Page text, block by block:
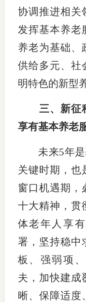
协调推进相关
发挥基本养老
养老为基础、
供给多元、社
明特色的新型
三、新征
享有基本养老
未来5年是
关键时期，也
窗口机遇期，
十大精神，贯
体老年人享
署，坚持稳中
板、强弱项
夫，加快建成
晰、保障适度